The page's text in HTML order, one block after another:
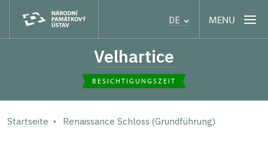
DE MENU
Velhartice
BESICHTIGUNGSZEIT
Startseite Renaissance Schloss (Grundführung)